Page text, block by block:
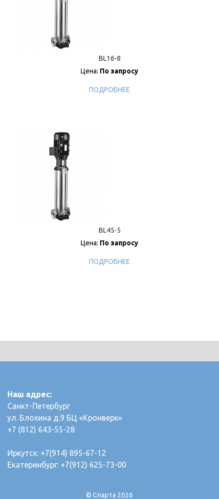
BL16-8
Цена: По запросу
ПОДРОБНЕЕ
BL45-5
Цена: По запросу
ПОДРОБНЕЕ
Наш адрес:
Санкт-Петербург
ул. Блохина д.9 БЦ «Кронверк»
+7 (812) 643-55-28
Иркутск: +7(914) 895-67-12
Екатеринбург: +7(912) 625-73-00
© Спарта 2026